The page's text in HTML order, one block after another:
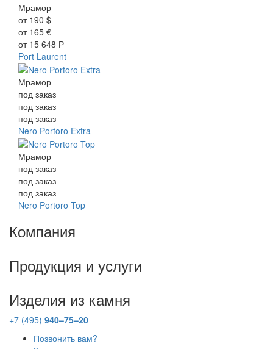
Мрамор
от 190 $
от 165 €
от 15 648 Р
Port Laurent
Мрамор
под заказ
под заказ
под заказ
Nero Portoro Extra
Мрамор
под заказ
под заказ
под заказ
Nero Portoro Top
Компания
Продукция и услуги
Изделия из камня
+7 (495) 940–75–20
Позвонить вам?